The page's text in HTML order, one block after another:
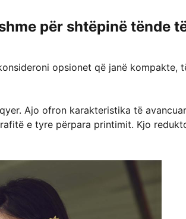
për shtëpinë tënde
opsionet që janë kompakte,
Ajo ofron karakteristika të
e tyre përpara printimit. Kjo